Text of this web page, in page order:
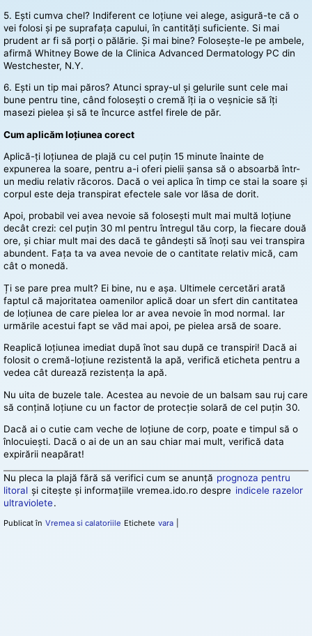
5. Ești cumva chel? Indiferent ce loțiune vei alege, asigură-te că o
vei folosi și pe suprafața capului, în cantități suficiente. Si mai
prudent ar fi să porți o pălărie. Și mai bine? Folosește-le pe ambele,
afirmă Whitney Bowe de la Clinica Advanced Dermatology PC din
Westchester, N.Y.
6. Ești un tip mai păros? Atunci spray-ul și gelurile sunt cele mai
bune pentru tine, când folosești o cremă îți ia o veșnicie să îți
masezi pielea și să te încurce astfel firele de păr.
Cum aplicăm loțiunea corect
Aplică-ți loțiunea de plajă cu cel puțin 15 minute înainte de
expunerea la soare, pentru a-i oferi pielii șansa să o absoarbă într-
un mediu relativ răcoros. Dacă o vei aplica în timp ce stai la soare și
corpul este deja transpirat efectele sale vor lăsa de dorit.
Apoi, probabil vei avea nevoie să folosești mult mai multă loțiune
decât crezi: cel puțin 30 ml pentru întregul tău corp, la fiecare două
ore, și chiar mult mai des dacă te gândești să înoți sau vei transpira
abundent. Fața ta va avea nevoie de o cantitate relativ mică, cam
cât o monedă.
Ți se pare prea mult? Ei bine, nu e așa. Ultimele cercetări arată
faptul că majoritatea oamenilor aplică doar un sfert din cantitatea
de loțiunea de care pielea lor ar avea nevoie în mod normal. Iar
urmările acestui fapt se văd mai apoi, pe pielea arsă de soare.
Reaplică loțiunea imediat după înot sau după ce transpiri! Dacă ai
folosit o cremă-loțiune rezistentă la apă, verifică eticheta pentru a
vedea cât durează rezistența la apă.
Nu uita de buzele tale. Acestea au nevoie de un balsam sau ruj care
să conțină loțiune cu un factor de protecție solară de cel puțin 30.
Dacă ai o cutie cam veche de loțiune de corp, poate e timpul să o
înlocuiești. Dacă o ai de un an sau chiar mai mult, verifică data
expirării neapărat!
Nu pleca la plajă fără să verifici cum se anunță prognoza pentru
litoral și citește și informațiile vremea.ido.ro despre indicele razelor
ultraviolete.
Publicat în Vremea si calatoriile Etichete vara